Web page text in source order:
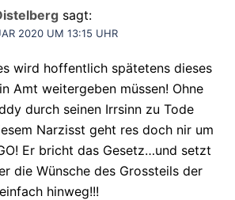
sagt:
2020 UM 13:15 UHR
wird hoffentlich spätetens dieses
Amt weitergeben müssen! Ohne
durch seinen Irrsinn zu Tode
Narzisst geht res doch nir um
Er bricht das Gesetz…und setzt
die Wünsche des Grossteils der
hinweg!!!